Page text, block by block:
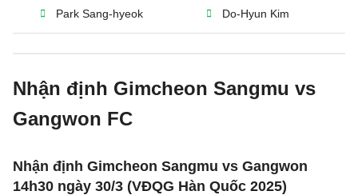
Park Sang-hyeok Do-Hyun Kim
Nhận định Gimcheon Sangmu vs
Gangwon FC
Nhận định Gimcheon Sangmu vs Gangwon
14h30 ngày 30/3 (VĐQG Hàn Quốc 2025)